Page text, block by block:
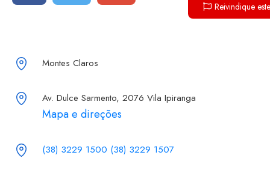
Reivindique
Montes Claros
Av. Dulce Sarmento, 2076 Vila Ipiranga
Mapa e direções
(38) 3229 1500 (38) 3229 1507